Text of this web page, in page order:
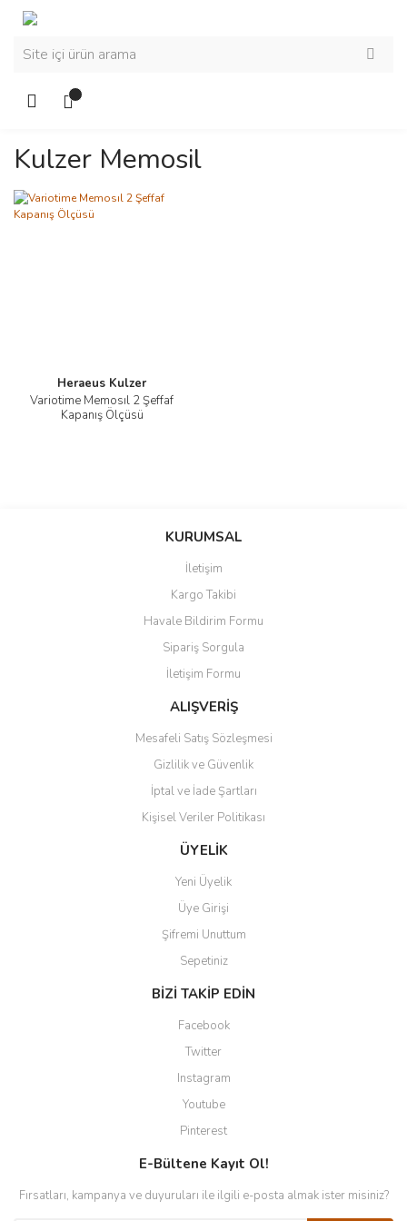
Kulzer Memosil
Heraeus Kulzer
Variotime Memosıl 2 Şeffaf
Kapanış Ölçüsü
KURUMSAL
İletişim
Kargo Takibi
Havale Bildirim Formu
Sipariş Sorgula
İletişim Formu
ALIŞVERİŞ
Mesafeli Satış Sözleşmesi
Gizlilik ve Güvenlik
İptal ve İade Şartları
Kişisel Veriler Politikası
ÜYELİK
Yeni Üyelik
Üye Girişi
Şifremi Unuttum
Sepetiniz
BİZİ TAKİP EDİN
Facebook
Twitter
Instagram
Youtube
Pinterest
E-Bültene Kayıt Ol!
Fırsatları, kampanya ve duyuruları ile ilgili e-posta almak ister misiniz?